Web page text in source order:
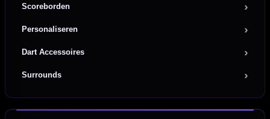
Scoreborden
Personaliseren
Dart Accessoires
Surrounds